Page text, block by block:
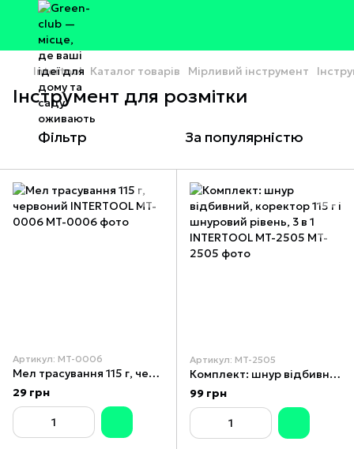
Intertool Каталог товарів Мірливий інструмент
Інструмент для розмітки
Фільтр За популярністю
Артикул: MT-0006
Мел трасування 115 г, червоний INTERTOOL MT-0006
29 грн
Артикул: MT-2505
Комплект: шнур відбивний, коректор 115 г і шнуровий рівень, 3 в 1 INTERTOOL MT-2505
99 грн